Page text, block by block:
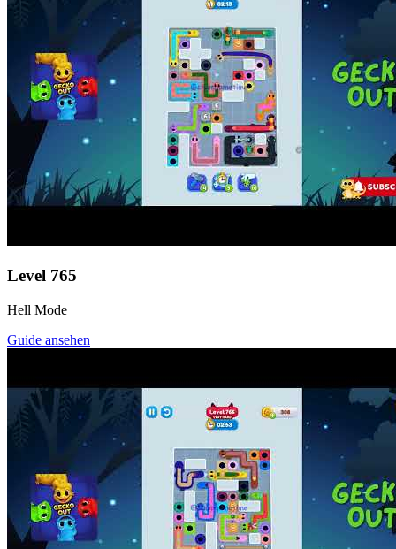
Level 765
Hell Mode
Guide ansehen